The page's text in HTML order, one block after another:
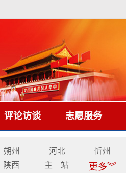
评论访谈 志愿服务
朔州 河北 忻州
陕西 主 站 更多︾